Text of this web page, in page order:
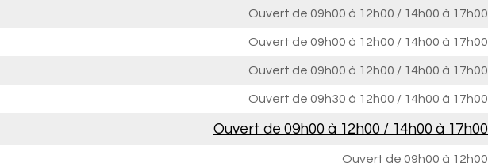
Ouvert de 09h00 à 12h00 / 14h00 à 17h00
Ouvert de 09h00 à 12h00 / 14h00 à 17h00
Ouvert de 09h00 à 12h00 / 14h00 à 17h00
Ouvert de 09h30 à 12h00 / 14h00 à 17h00
Ouvert de 09h00 à 12h00 / 14h00 à 17h00
Ouvert de 09h00 à 12h00